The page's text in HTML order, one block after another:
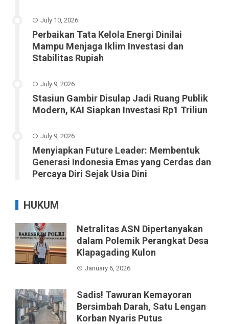
July 10, 2026
Perbaikan Tata Kelola Energi Dinilai
Mampu Menjaga Iklim Investasi dan
Stabilitas Rupiah
July 9, 2026
Stasiun Gambir Disulap Jadi Ruang Publik
Modern, KAI Siapkan Investasi Rp1 Triliun
July 9, 2026
Menyiapkan Future Leader: Membentuk
Generasi Indonesia Emas yang Cerdas dan
Percaya Diri Sejak Usia Dini
HUKUM
Netralitas ASN Dipertanyakan
dalam Polemik Perangkat Desa
Klapagading Kulon
January 6, 2026
Sadis! Tawuran Kemayoran
Bersimbah Darah, Satu Lengan
Korban Nyaris Putus